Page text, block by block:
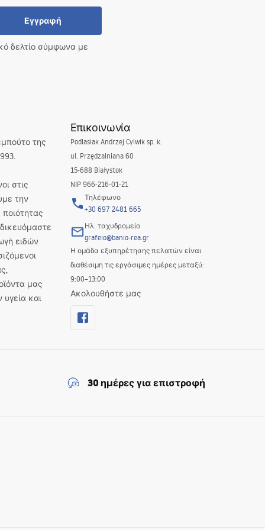
Εγγραφή
δελτίο σύμφωνα με
της
στις
την
ειδών
μας
υγεία και
Επικοινωνία
Podlasiak Andrzej Cylwik sp. k.
ul. Przędzalniana 60
15-688 Białystok
NIP 966-216-01-21
Τηλέφωνο
+30 697 2481 665
Ηλ. ταχυδρομείο
grafeio@banio-rea.gr
Η ομάδα εξυπηρέτησης πελατών είναι
διαθέσιμη τις εργάσιμες ημέρες μεταξύ:
9:00–13:00
Ακολουθήστε μας
30 ημέρες για επιστροφή